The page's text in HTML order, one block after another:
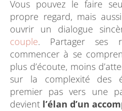
Vous pouvez le faire
propre regard, mais
ouvrir un dialogue
couple. Partager ses
commencer à se
plus d’écoute, moins
sur la complexité des
premier pas vers une
devient l’élan d’un